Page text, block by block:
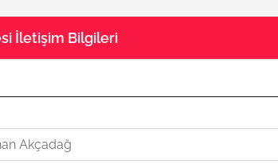
İletişim Bilgileri
Akçadağ